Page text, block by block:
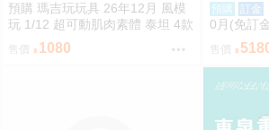
預購 瑪吉玩玩具 26年12月 風模
玩 1/12 超可動肌肉素體 泰坦 4款
膚色 0828
售價 1080
預購 訂金
0月(免訂
航線 阿
1/7 0927
售價